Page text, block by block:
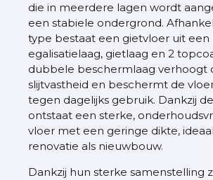
die in meerdere lagen wordt
een stabiele ondergrond.
type bestaat een gietvloer uit een
egalisatielaag, gietlaag en 2
dubbele beschermlaag verhoogt
slijtvastheid en beschermt de
tegen dagelijks gebruik. Dankzij
ontstaat een sterke,
vloer met een geringe dikte,
renovatie als nieuwbouw.
Dankzij hun sterke samenstelling